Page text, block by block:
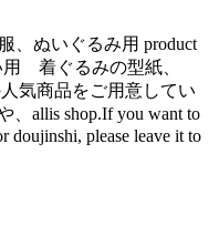
、ぬいぐるみ用 product
用 着ぐるみの型紙、
気商品をご用意してい
、allis shop.If you want to
doujinshi, please leave it to